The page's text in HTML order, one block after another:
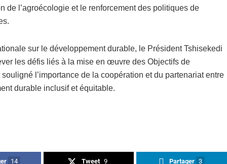
de l’agroécologie et le renforcement des politiques de
sur le développement durable, le Président Tshisekedi
les défis liés à la mise en œuvre des Objectifs de
l’importance de la coopération et du partenariat entre
durable inclusif et équitable.
14 Tweet 9 Partager 3